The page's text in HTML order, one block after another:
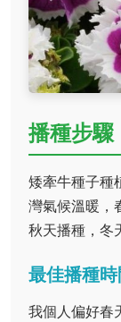
播種步驟
矮牽牛種子種
灣氣候溫暖，
秋天播種，冬
最佳播種
我個人偏好春